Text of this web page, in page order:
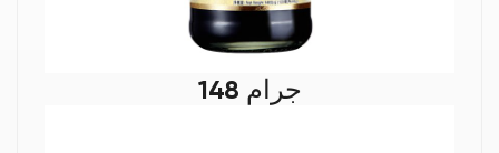
148 جرام